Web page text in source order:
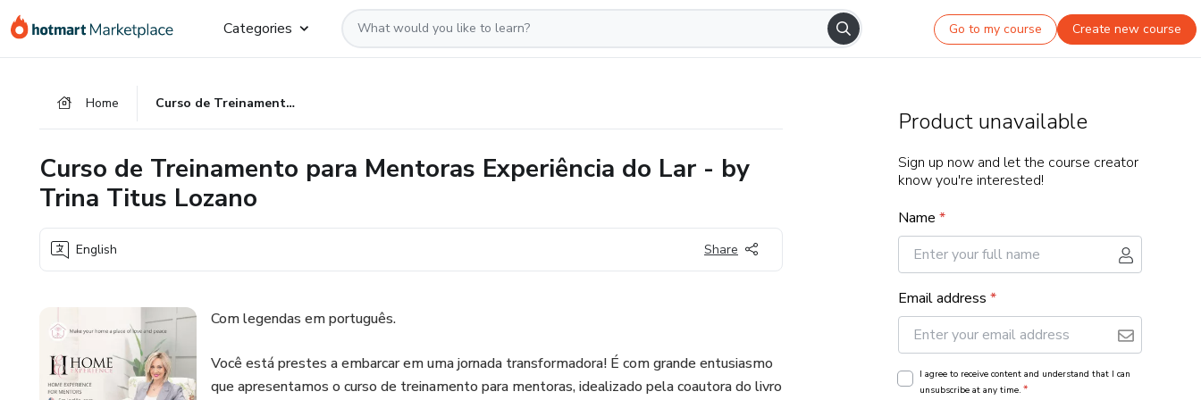
Go
Go
Go
Categories Go to my course Create new course
Home Curso de Treinamento para Mentoras Experiência do Lar - by Trina Titus Lozano
Curso de Treinamento para Mentoras Experiência do Lar - by
Trina Titus Lozano
English Share
Com legendas em português.
Você está prestes a embarcar em uma jornada transformadora! É com grande entusiasmo
que apresentamos o curso de treinamento para mentoras, idealizado pela coautora do livro
Product unavailable
Sign up now and let the course creator
know you're interested!
Name *
Email address *
I agree to receive content and understand that I can
unsubscribe at any time. *